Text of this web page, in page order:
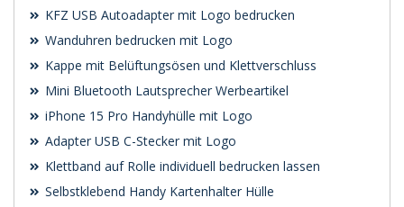
KFZ USB Autoadapter mit Logo bedrucken
Wanduhren bedrucken mit Logo
Kappe mit Belüftungsösen und Klettverschluss
Mini Bluetooth Lautsprecher Werbeartikel
iPhone 15 Pro Handyhülle mit Logo
Adapter USB C-Stecker mit Logo
Klettband auf Rolle individuell bedrucken lassen
Selbstklebend Handy Kartenhalter Hülle